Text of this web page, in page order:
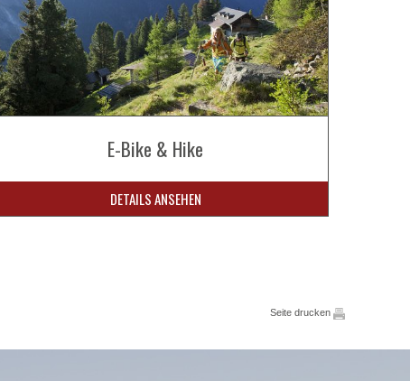
E-Bike & Hike
DETAILS ANSEHEN
Seite drucken